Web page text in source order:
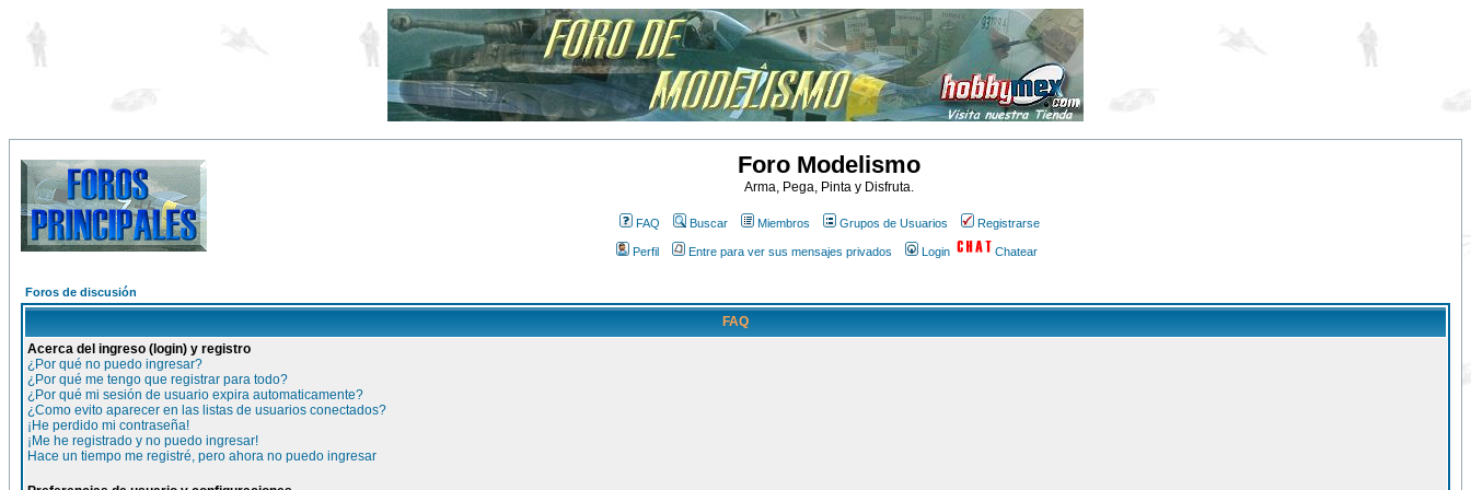
Foro Modelismo
Arma, Pega, Pinta y Disfruta.
FAQ Buscar Miembros Grupos de Usuarios Registrarse
Perfil Entre para ver sus mensajes privados Login Chatear
Foros de discusión
FAQ
Acerca del ingreso (login) y registro
¿Por qué no puedo ingresar?
¿Por qué me tengo que registrar para todo?
¿Por qué mi sesión de usuario expira automaticamente?
¿Como evito aparecer en las listas de usuarios conectados?
¡He perdido mi contraseña!
¡Me he registrado y no puedo ingresar!
Hace un tiempo me registré, pero ahora no puedo ingresar